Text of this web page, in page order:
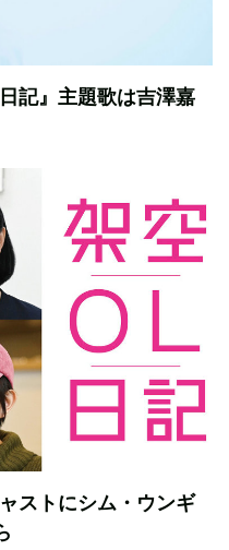
記』主題歌は吉澤嘉
ストにシム・ウンギ